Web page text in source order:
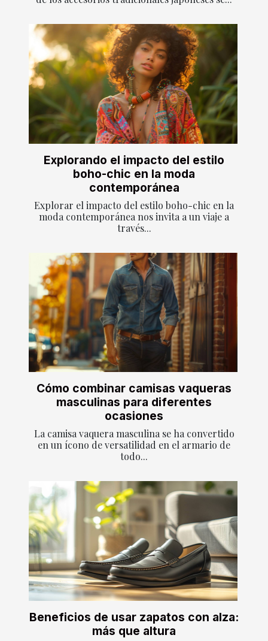
Explorando el impacto del estilo
boho-chic en la moda
contemporánea
Explorar el impacto del estilo boho-chic en la
moda contemporánea nos invita a un viaje a
través...
Cómo combinar camisas vaqueras
masculinas para diferentes
ocasiones
La camisa vaquera masculina se ha convertido
en un ícono de versatilidad en el armario de
todo...
Beneficios de usar zapatos con alza:
más que altura